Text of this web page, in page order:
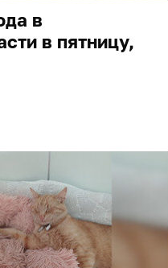
в
в пятницу,